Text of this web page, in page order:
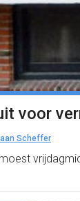
voor
Scheffer